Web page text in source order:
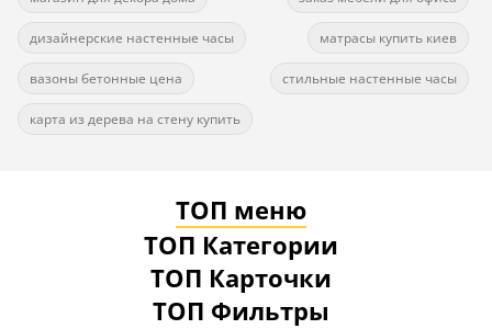
дизайнерские настенные часы матрасы купить киев
вазоны бетонные цена стильные настенные часы
карта из дерева на стену купить
ТОП меню
ТОП Категории
ТОП Карточки
ТОП Фильтры